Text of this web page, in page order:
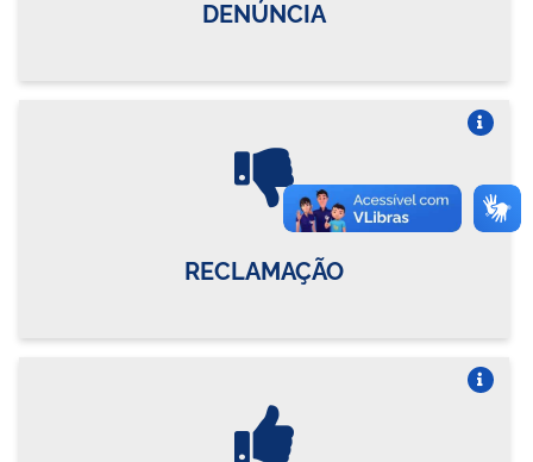
DENÚNCIA
RECLAMAÇÃO